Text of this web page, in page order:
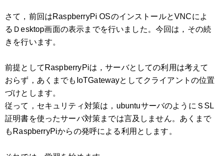
さて，前回はRaspberryPi OSのインストールとVNCによ
るＤesktop画面の表示までを行いました。今回は，その続
きを行います。
前提としてRaspberryPiは，サーバとしての利用は考えて
おらず，あくまでもIoTGatewayとしてクライアントの位置
づけとします。
従って，セキュリティ対策は，ubuntuサーバのようにＳSL
証明書を使ったサーバ対策までは言及しません。あくまで
もRaspberryPiからの発呼による利用とします。